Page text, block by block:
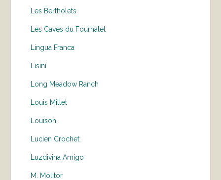
Les Bertholets
Les Caves du Fournalet
Lingua Franca
Lisini
Long Meadow Ranch
Louis Millet
Louison
Lucien Crochet
Luzdivina Amigo
M. Molitor